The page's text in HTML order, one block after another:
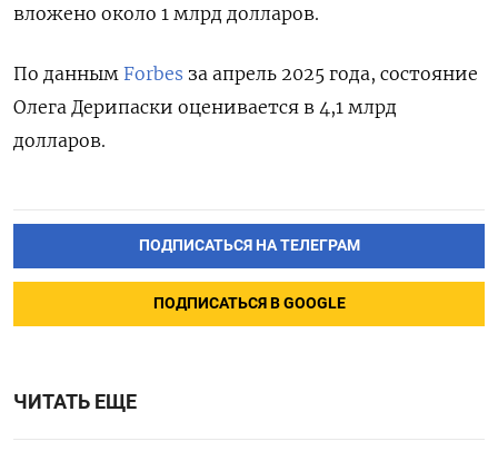
вложено около 1 млрд долларов.
По данным Forbes за апрель 2025 года, состояние
Олега Дерипаски оценивается в 4,1 млрд
долларов.
ПОДПИСАТЬСЯ НА ТЕЛЕГРАМ
ПОДПИСАТЬСЯ В GOOGLE
ЧИТАТЬ ЕЩЕ